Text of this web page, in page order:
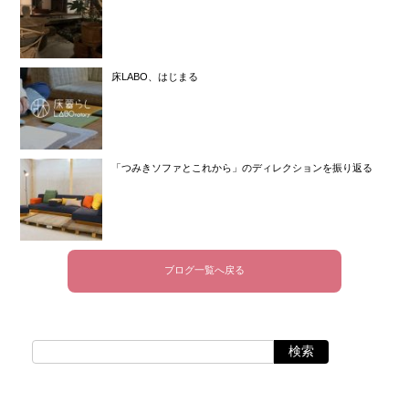
床LABO、はじまる
「つみきソファとこれから」のディレクションを振り返る
ブログ一覧へ戻る